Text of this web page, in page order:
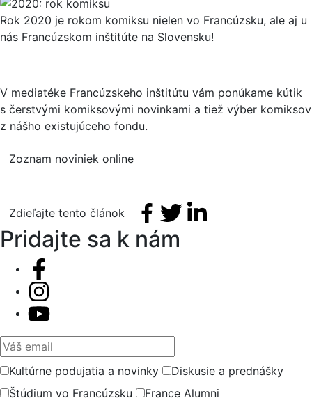
Rok 2020 je rokom komiksu nielen vo Francúzsku, ale aj u
nás Francúzskom inštitúte na Slovensku!
V mediatéke Francúzskeho inštitútu vám ponúkame kútik
s čerstvými komiksovými novinkami a tiež výber komiksov
z nášho existujúceho fondu.
Zoznam noviniek online
Zdieľajte tento článok Facebook share
TweetLinkedin share
Pridajte sa k nám
Váš email
Kultúrne podujatia a novinky
Diskusie a prednášky
Štúdium vo Francúzsku
France Alumni